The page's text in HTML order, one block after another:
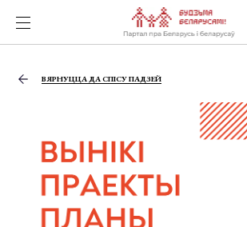
ВЯРНУЦЦА ДА СПІСУ ПАДЗЕЙ